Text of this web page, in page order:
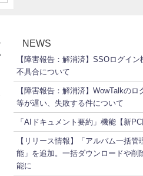
NEWS
【障害報告：解消済】SSOログイン
不具合について
【障害報告：解消済】WowTalkのロ
等が遅い、失敗する件について
「AIドキュメント要約」機能【新PC
【リリース情報】「アルバム一括管
能」を追加。一括ダウンロードや削
能に